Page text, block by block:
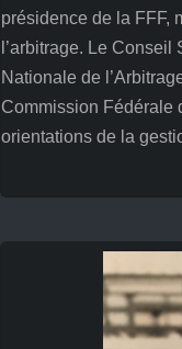
présidence de la FFF,
l’arbitrage. Le
Nationale de
Commission Fédérale
orientations de la